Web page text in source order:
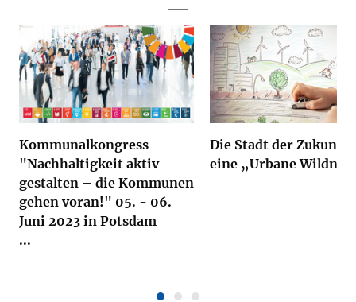
Kommunalkongress
"Nachhaltigkeit aktiv
gestalten – die Kommunen
gehen voran!" 05. - 06.
Juni 2023 in Potsdam
...
Die Stadt der Zukunft
eine „Urbane